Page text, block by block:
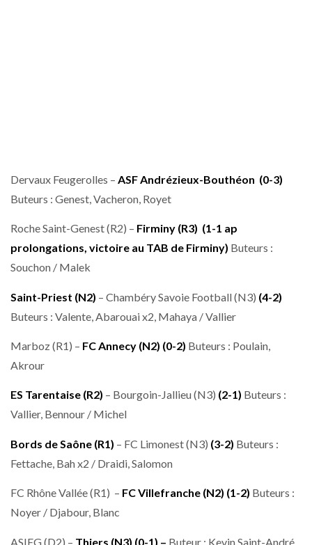
Dervaux Feugerolles – ASF Andrézieux-Bouthéon (0-3)
Buteurs : Genest, Vacheron, Royet
Roche Saint-Genest (R2) – Firminy (R3) (1-1 ap
prolongations, victoire au TAB de Firminy) Buteurs :
Souchon / Malek
Saint-Priest (N2) – Chambéry Savoie Football (N3) (4-2)
Buteurs : Valente, Abarouai x2, Mahaya / Vallier
Marboz (R1) – FC Annecy (N2) (0-2) Buteurs : Poulain,
Akrour
ES Tarentaise (R2) – Bourgoin-Jallieu (N3) (2-1) Buteurs :
Vallier, Bennour / Michel
Bords de Saône (R1) – FC Limonest (N3) (3-2) Buteurs :
Fettache, Bah x2 / Draidi, Salomon
FC Rhône Vallée (R1) – FC Villefranche (N2) (1-2) Buteurs :
Noyer / Djabour, Blanc
ASIEG (D2) – Thiers (N3) (0-1) – Buteur : Kevin Saint-André